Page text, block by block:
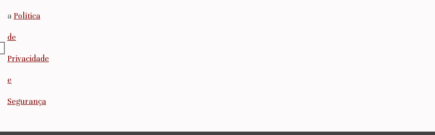
a Política
de
Privacidade
e
Segurança